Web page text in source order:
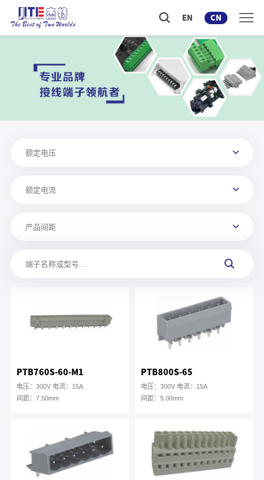
EN CN
额定电压
额定电流
产品间距
PTB760S-60-M1
电压：300V 电流：15A
间距：7.50mm
PTB800S-65
电压：300V 电流：15A
间距：5.00mm